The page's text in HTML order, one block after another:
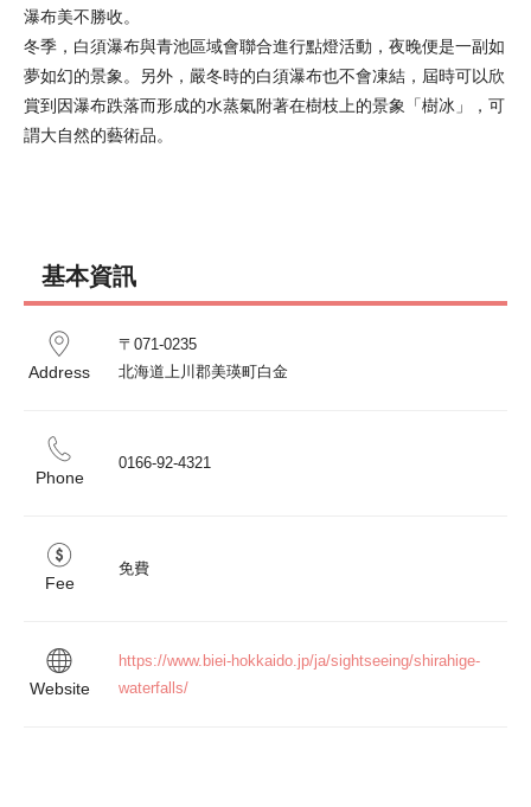
瀑布美不勝收。
冬季，白須瀑布與青池區域會聯合進行點燈活動，夜晚便是一副如
夢如幻的景象。另外，嚴冬時的白須瀑布也不會凍結，屆時可以欣
賞到因瀑布跌落而形成的水蒸氣附著在樹枝上的景象「樹冰」，可
謂大自然的藝術品。
基本資訊
Address
〒071-0235
北海道上川郡美瑛町白金
Phone
0166-92-4321
Fee
免費
Website
https://www.biei-hokkaido.jp/ja/sightseeing/shirahige-
waterfalls/